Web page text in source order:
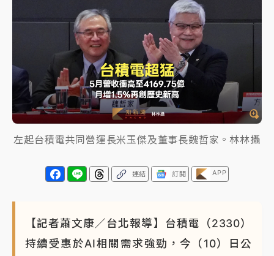
白海豚逼近！新北高灘地停車場下午4時強制拖吊 中午
開放水門周邊紅黃線停車
中颱白海豚環流掠北海！今明防劇烈降雨 東部高溫飆
38度
周末精選｜ 慈濟遭詐10億完整始末曝！律師掮客大玩兩
面手法 郭台銘、蔡英文成關鍵
蔻蔡玉真開撕爆料
蔣萬安的建中同學！47歲法律學霸戰桃園 公開上任首
要3件事
左起台積電共同營運長米玉傑及董事長魏哲家。林林攝
連結 訂閱 APP
【記者蕭文康／台北報導】台積電（2330）
持續受惠於AI相關需求強勁，今（10）日公